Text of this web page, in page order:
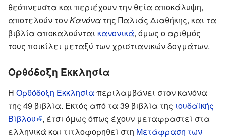
θεόπνευστα και περιέχουν την θεία αποκάλυψη,
αποτελούν τονΚανόνα της Παλιάς Διαθήκης, και τα
βιβλία αποκαλούνται κανονικά, όμως ο αριθμός
τους ποικίλει μεταξύ των χριστιανικών δογμάτων.
Ορθόδοξη Εκκλησία
Η Ορθόδοξη Εκκλησία περιλαμβάνει στον κανόνα
της 49 βιβλία. Εκτός από τα 39 βιβλία της ιουδαϊκής
Βίβλου
, έτσι όμως όπως έχουν μεταφραστεί στα
ελληνικά και τιτλοφορηθεί στη Μετάφραση των